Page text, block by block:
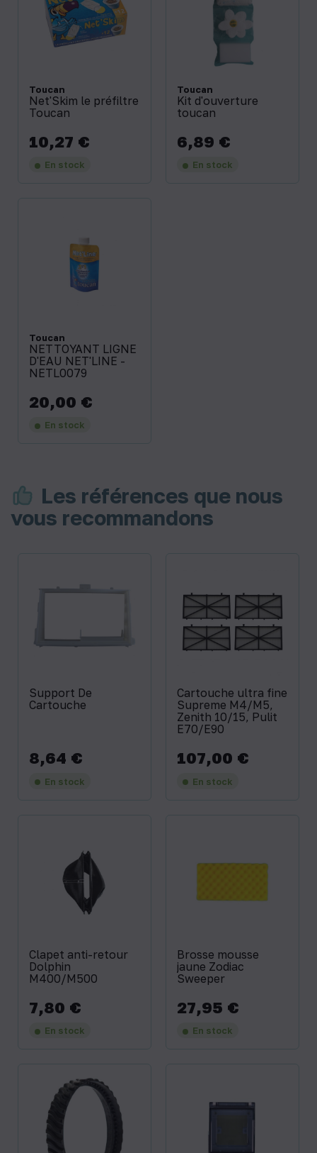
Toucan
Net'Skim le préfiltre
Toucan
Prix
10,27 €
En stock
Toucan
Kit d'ouverture
toucan
Prix
6,89 €
En stock
Toucan
NETTOYANT LIGNE
D'EAU NET'LINE -
NETL0079
Prix
20,00 €
En stock
Les références que nous
vous recommandons
Support De
Cartouche
Prix
8,64 €
En stock
Cartouche ultra fine
Supreme M4/M5,
Zenith 10/15, Pulit
E70/E90
Prix
107,00 €
En stock
Clapet anti-retour
Dolphin
M400/M500
Prix
7,80 €
En stock
Brosse mousse
jaune Zodiac
Sweeper
Prix
27,95 €
En stock